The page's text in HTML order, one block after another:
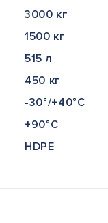
3000 кг
1500 кг
515 л
450 кг
-30°/+40°С
+90°С
HDPE